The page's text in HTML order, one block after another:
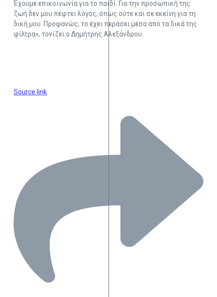
Έχουμε επικοινωνία για το παιδί. Για την προσωπική της
ζωή δεν μου πέφτει λόγος, όπως ούτε και σε εκείνη για τη
δική μου. Προφανώς, το έχει περάσει μέσα από τα δικά της
φίλτρα», τονίζει ο Δημήτρης Αλεξάνδρου.
Source link